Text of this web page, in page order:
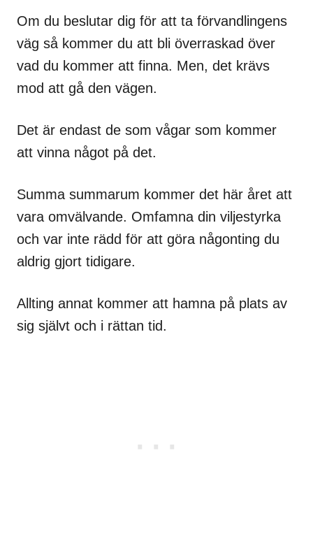
Om du beslutar dig för att ta förvandlingens
väg så kommer du att bli överraskad över
vad du kommer att finna. Men, det krävs
mod att gå den vägen.
Det är endast de som vågar som kommer
att vinna något på det.
Summa summarum kommer det här året att
vara omvälvande. Omfamna din viljestyrka
och var inte rädd för att göra någonting du
aldrig gjort tidigare.
Allting annat kommer att hamna på plats av
sig självt och i rättan tid.